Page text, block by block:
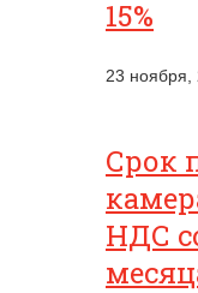
15%
23 ноября,
Срок
НДС